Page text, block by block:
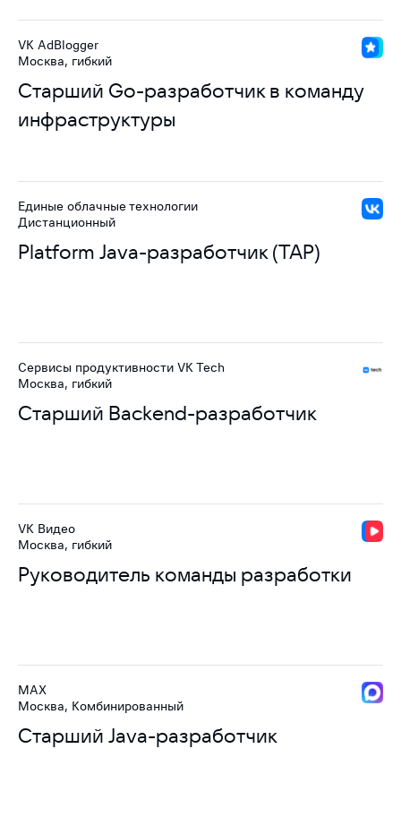
Старший Go-разработчик в команду
инфраструктуры
VK AdBlogger
Москва, гибкий
Platform Java-разработчик (TAP)
Единые облачные технологии
Дистанционный
Старший Backend-разработчик
Сервисы продуктивности VK Tech
Москва, гибкий
Руководитель команды разработки
VK Видео
Москва, гибкий
Старший Java-разработчик
MAX
Москва, Комбинированный